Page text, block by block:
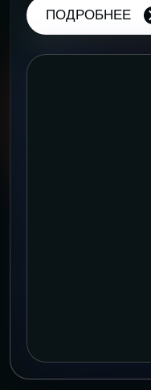
ПОДРОБНЕЕ